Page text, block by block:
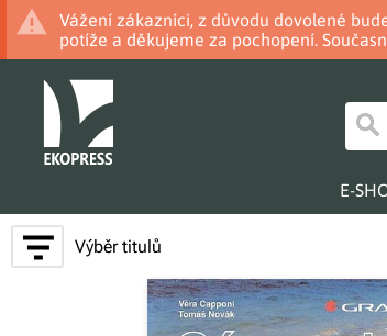
Vážení zákazníci, z důvodu dovolené
potíže a děkujeme za pochopení.
E-
Výběr titulů